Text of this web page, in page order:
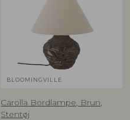
BLOOMINGVILLE
Carolla Bordlampe, Brun,
Stentøj